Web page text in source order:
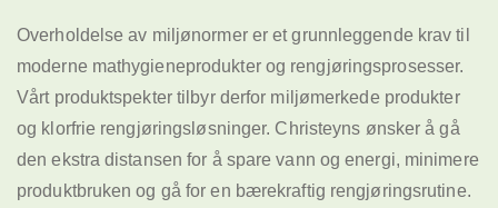
Overholdelse av miljønormer er et grunnleggende krav til
moderne mathygieneprodukter og rengjøringsprosesser.
Vårt produktspekter tilbyr derfor miljømerkede produkter
og klorfrie rengjøringsløsninger. Christeyns ønsker å gå
den ekstra distansen for å spare vann og energi, minimere
produktbruken og gå for en bærekraftig rengjøringsrutine.